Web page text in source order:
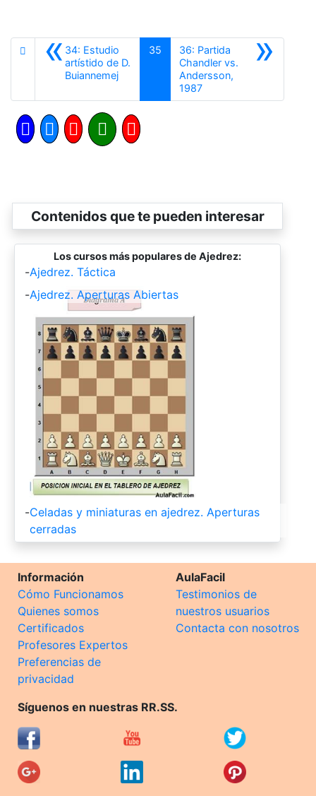
«34: Estudio
artístido de D.
BuiannemejAnterior
35 »
36: Partida
Chandler vs.
Andersson,
1987Siguiente
Contenidos que te pueden interesar
Los cursos más populares de Ajedrez:
-Ajedrez. Táctica
-Ajedrez. Aperturas Abiertas
-Celadas y miniaturas en ajedrez. Aperturas
cerradas
Información
Cómo Funcionamos
Quienes somos
Certificados
Profesores Expertos
Preferencias de
privacidad
AulaFacil
Testimonios de
nuestros usuarios
Contacta con nosotros
Síguenos en nuestras RR.SS.